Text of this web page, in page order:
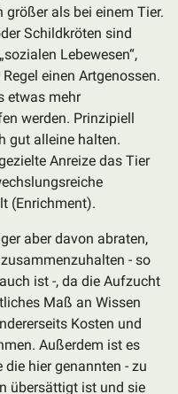
als bei einem Tier.
Schildkröten sind
Lebewesen“,
einen Artgenossen.
etwas mehr
werden. Prinzipiell
gut alleine halten.
Anreize das Tier
(Enrichment).
aber davon abraten,
- so
ist -, da die Aufzucht
Maß an Wissen
Kosten und
Außerdem ist es
hier genannten - zu
übersättigt ist und sie